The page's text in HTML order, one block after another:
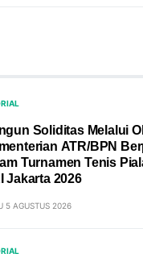
Soliditas Melalui
ATR/BPN
Turnamen Tenis
Jakarta 2026
5 AGUSTUS 2026